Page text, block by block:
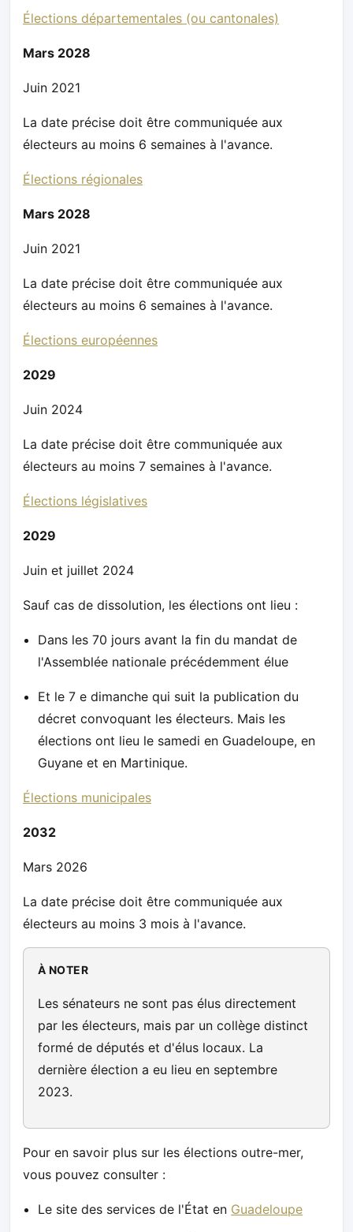
Élections départementales (ou cantonales)
Mars 2028
Juin 2021
La date précise doit être communiquée aux
électeurs au moins 6 semaines à l'avance.
Élections régionales
Mars 2028
Juin 2021
La date précise doit être communiquée aux
électeurs au moins 6 semaines à l'avance.
Élections européennes
2029
Juin 2024
La date précise doit être communiquée aux
électeurs au moins 7 semaines à l'avance.
Élections législatives
2029
Juin et juillet 2024
Sauf cas de dissolution, les élections ont lieu :
Dans les 70 jours avant la fin du mandat de
l'Assemblée nationale précédemment élue
Et le 7 e dimanche qui suit la publication du
décret convoquant les électeurs. Mais les
élections ont lieu le samedi en Guadeloupe, en
Guyane et en Martinique.
Élections municipales
2032
Mars 2026
La date précise doit être communiquée aux
électeurs au moins 3 mois à l'avance.
À NOTER
Les sénateurs ne sont pas élus directement
par les électeurs, mais par un collège distinct
formé de députés et d'élus locaux. La
dernière élection a eu lieu en septembre
2023.
Pour en savoir plus sur les élections outre-mer,
vous pouvez consulter :
Le site des services de l'État en Guadeloupe